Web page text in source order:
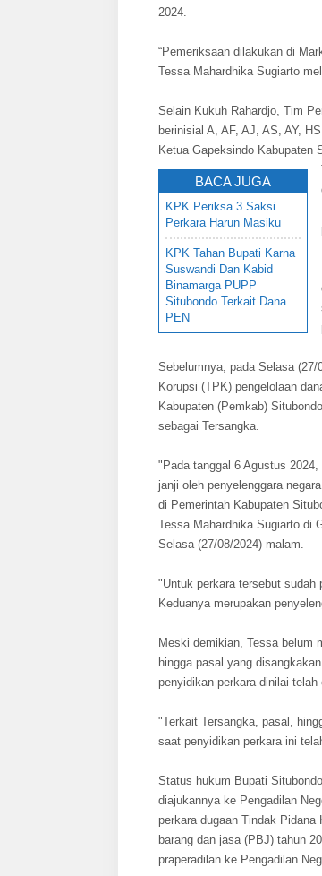
2024.
“Pemeriksaan dilakukan di
Tessa Mahardhika Sugiarto
Selain Kukuh Rahardjo, Tim
berinisial A, AF, AJ, AS, AY,
Ketua Gapeksindo Kabupaten
BACA JUGA
KPK Periksa 3 Saksi
Perkara Harun Masiku
KPK Tahan Bupati Karna
Suswandi Dan Kabid
Binamarga PUPP
Situbondo Terkait Dana
PEN
Sebelumnya, pada Selasa
Korupsi (TPK) pengelolaan
Kabupaten (Pemkab)
sebagai Tersangka.
"Pada tanggal 6 Agustus
janji oleh penyelenggara
di Pemerintah Kabupaten
Tessa Mahardhika Sugiarto di
Selasa (27/08/2024) malam.
"Untuk perkara tersebut sudah
Keduanya merupakan
Meski demikian, Tessa belum
hingga pasal yang
penyidikan perkara dinilai telah
"Terkait Tersangka, pasal,
saat penyidikan perkara ini
Status hukum Bupati
diajukannya ke Pengadilan
perkara dugaan Tindak
barang dan jasa (PBJ) tahun
praperadilan ke Pengadilan